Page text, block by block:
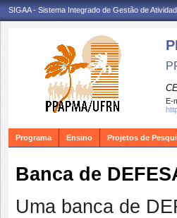
SIGAA - Sistema Integrado de Gestão de
E-
Programa Ensino Projetos de
Banca de
Uma banca de